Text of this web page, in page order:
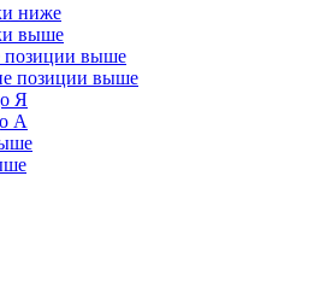
ниже
выше
позиции выше
позиции выше
Я
А